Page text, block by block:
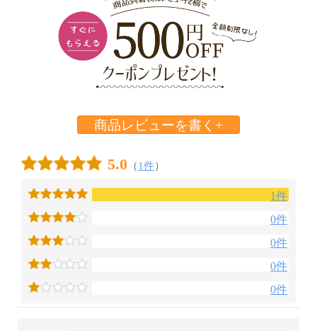
商品レビューを書く+
5.0 （1件）
1件
0件
0件
0件
0件